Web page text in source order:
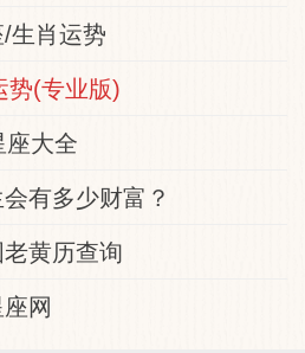
生肖运势
势(专业版)
座大全
有多少财富？
黄历查询
网